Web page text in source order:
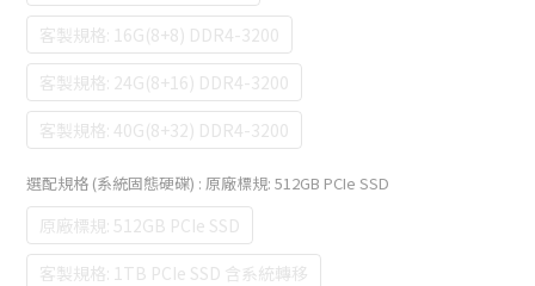
客製規格: 16G(8+8) DDR4-3200
客製規格: 24G(8+16) DDR4-3200
客製規格: 40G(8+32) DDR4-3200
選配規格 (系統固態硬碟) : 原廠標規: 512GB PCIe SSD
原廠標規: 512GB PCIe SSD
客製規格: 1TB PCIe SSD 含系統轉移